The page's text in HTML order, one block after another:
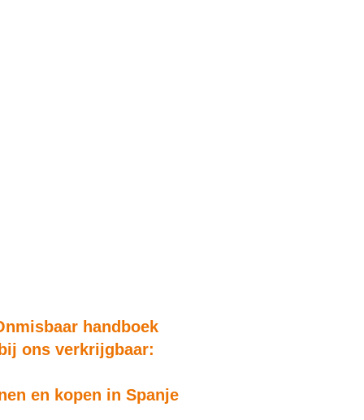
handboek
bij ons verkrijgbaar:
en kopen in Spanje